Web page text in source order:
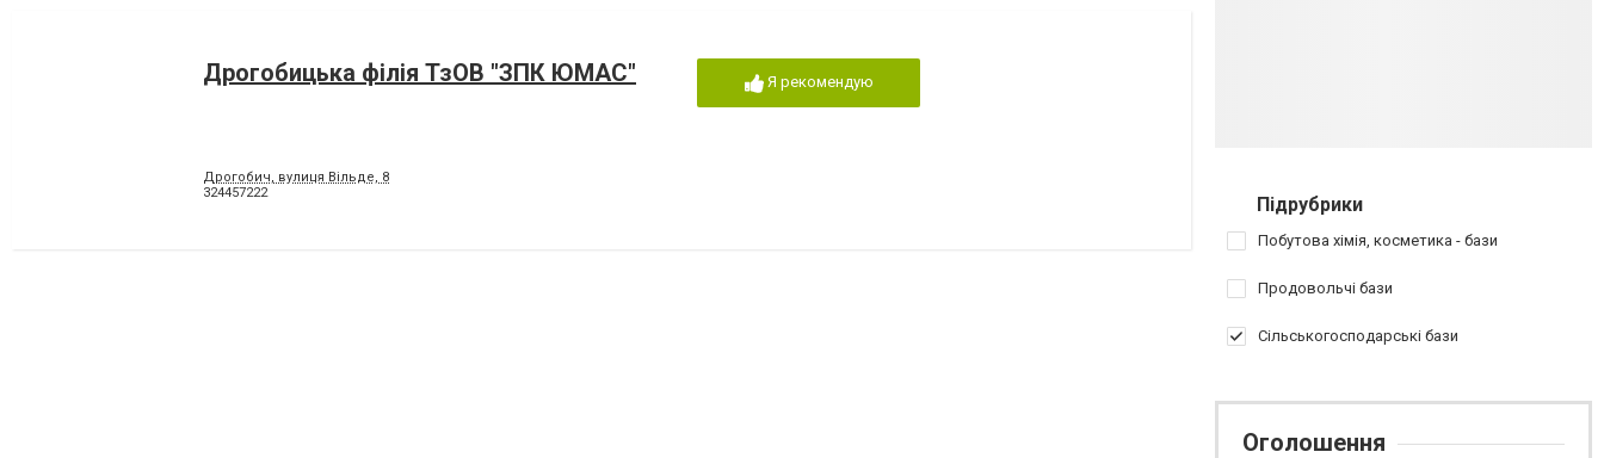
Дрогобицька філія ТзОВ "ЗПК ЮМАС"
Дрогобич, вулиця Вільде, 8
324457222
Я рекомендую
Підрубрики
Побутова хімія, косметика - бази
Продовольчі бази
Сільськогосподарські бази
Оголошення